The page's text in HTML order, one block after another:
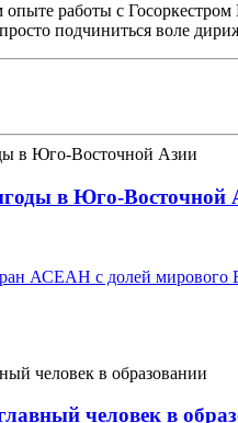
работы с
подчиниться воле
в Юго-Восточной
АСЕАН с долей
человек в